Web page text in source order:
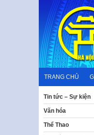
content
TRANG CHỦ
Tin tức – Sự kiện
Văn hóa
Thể Thao